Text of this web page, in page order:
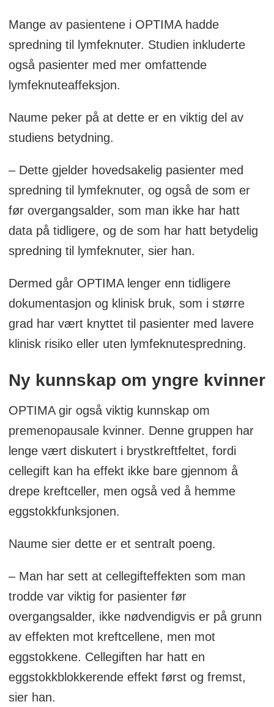
Mange av pasientene i OPTIMA hadde
spredning til lymfeknuter. Studien inkluderte
også pasienter med mer omfattende
lymfeknuteaffeksjon.
Naume peker på at dette er en viktig del av
studiens betydning.
– Dette gjelder hovedsakelig pasienter med
spredning til lymfeknuter, og også de som er
før overgangsalder, som man ikke har hatt
data på tidligere, og de som har hatt betydelig
spredning til lymfeknuter, sier han.
Dermed går OPTIMA lenger enn tidligere
dokumentasjon og klinisk bruk, som i større
grad har vært knyttet til pasienter med lavere
klinisk risiko eller uten lymfeknutespredning.
Nykunnskap om yngre kvinner
OPTIMA gir også viktig kunnskap om
premenopausale kvinner. Denne gruppen har
lenge vært diskutert i brystkreftfeltet, fordi
cellegift kan ha effekt ikke bare gjennom å
drepe kreftceller, men også ved å hemme
eggstokkfunksjonen.
Naume sier dette er et sentralt poeng.
– Man har sett at cellegifteffekten som man
trodde var viktig for pasienter før
overgangsalder, ikke nødvendigvis er på grunn
av effekten mot kreftcellene, men mot
eggstokkene. Cellegiften har hatt en
eggstokkblokkerende effekt først og fremst,
sier han.